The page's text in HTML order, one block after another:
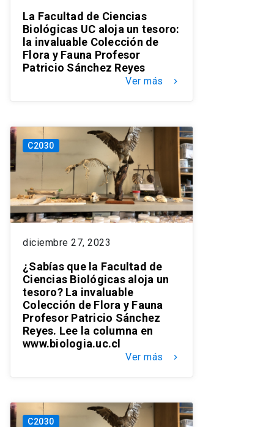
La Facultad de Ciencias
Biológicas UC aloja un tesoro:
la invaluable Colección de
Flora y Fauna Profesor
Patricio Sánchez Reyes
Ver más keyboard_arrow_right
C2030
diciembre 27, 2023
¿Sabías que la Facultad de
Ciencias Biológicas aloja un
tesoro? La invaluable
Colección de Flora y Fauna
Profesor Patricio Sánchez
Reyes. Lee la columna en
www.biologia.uc.cl
Ver más keyboard_arrow_right
C2030